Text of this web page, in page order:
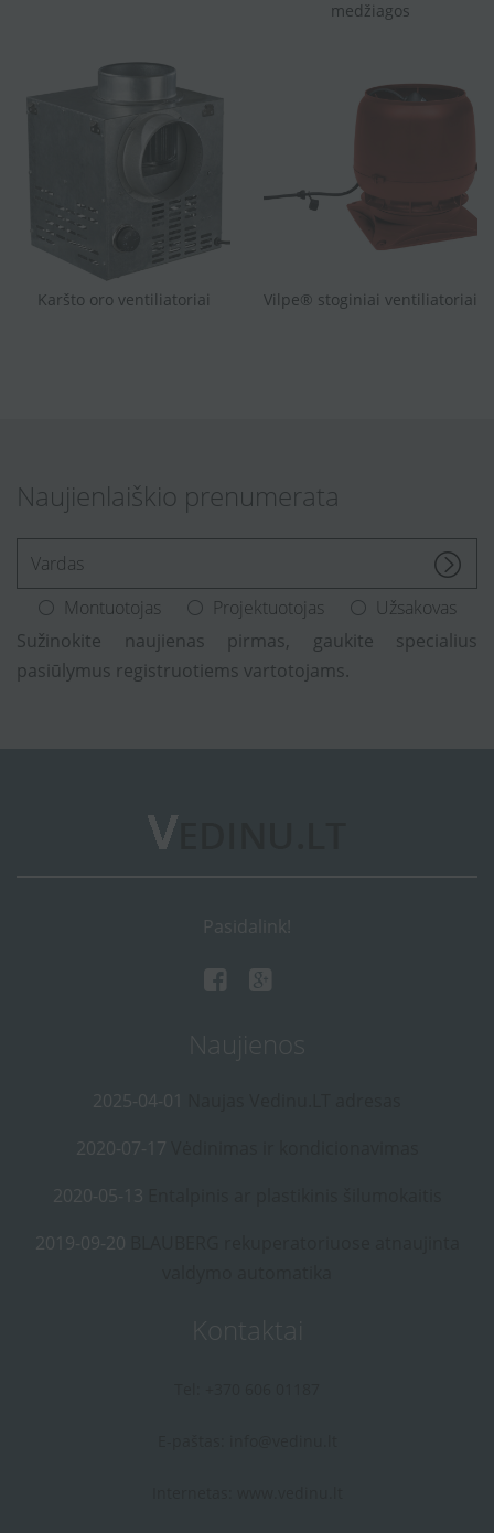
medžiagos
Karšto oro ventiliatoriai Vilpe® stoginiai ventiliatoriai
Naujienlaiškio prenumerata
Montuotojas Projektuotojas
Užsakovas
Sužinokite naujienas pirmas, gaukite specialius
pasiūlymus registruotiems vartotojams.
Pasidalink!
Naujienos
2025-04-01
2020-07-17
2020-05-13
2019-09-20
Kontaktai